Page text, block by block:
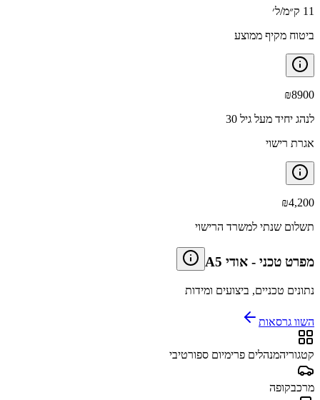
11 ק״מ/ל׳
ביטוח מקיף ממוצע
₪8900
לנהג יחיד מעל גיל 30
אגרת רישוי
₪4,200
תשלום שנתי למשרד הרישוי
מפרט טכני - אודי A5
נתונים טכניים, ביצועים ומידות
השוו גרסאות
קטגוריהמנהלים פרימיום ספורטיבי
מרכבקופה